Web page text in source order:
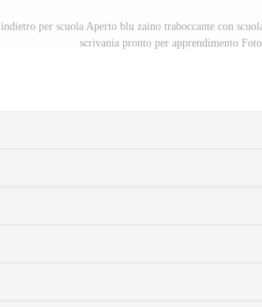
indietro per scuola Aperto blu zaino traboccante con
scrivania pronto per apprendimento